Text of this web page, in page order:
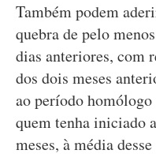
Também podem
quebra de pelo
dias anteriores, com
dos dois meses
ao período
quem tenha iniciado
meses, à média